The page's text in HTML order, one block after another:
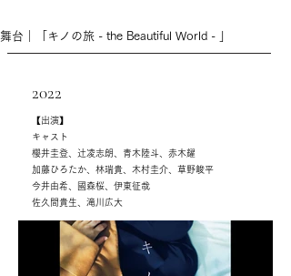
舞台｜「キノの旅 - the Beautiful World - 」
2022
【出演】
キャスト
櫻井圭登、辻凌志朗、青木陸斗、赤木耀
加藤ひろたか、林瑞貴、木村圭介、草野峻平
今井由希、國森桜、伊東征哉
佐久間貴生、滝川広大